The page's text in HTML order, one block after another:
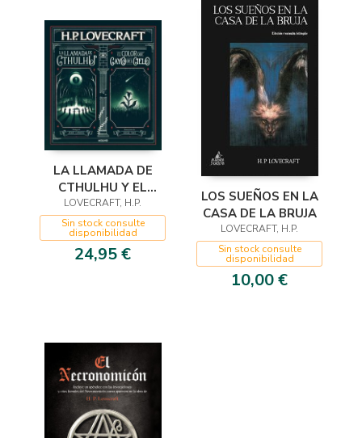
LA LLAMADA DE
CTHULHU Y EL
COLOR QUE CAYÓ
DEL CIELO
LOVECRAFT, H.P.
Sin stock consulte
disponibilidad
24,95 €
LOS SUEÑOS EN LA
CASA DE LA BRUJA
LOVECRAFT, H.P.
Sin stock consulte
disponibilidad
10,00 €